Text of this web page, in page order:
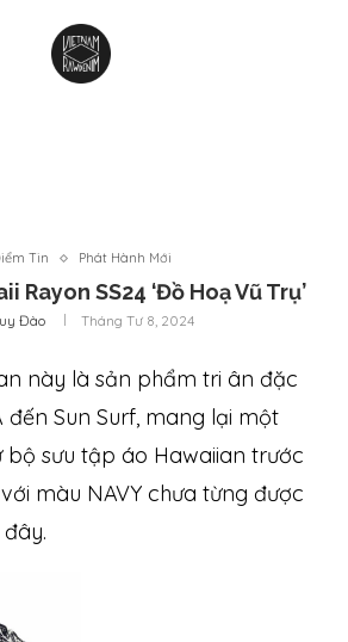
Tin Phát Hành Mới
Rayon SS24 ‘Đồ Hoạ Vũ Trụ’
Đào Tháng Tư 8, 2024
này là sản phẩm tri ân đặc
đến Sun Surf, mang lại một
sưu tập áo Hawaiian trước
màu NAVY chưa từng được